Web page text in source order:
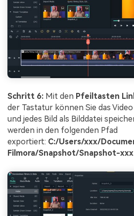
Schritt 6: Mit den Pfeiltasten
der Tastatur können Sie das
und jedes Bild als Bilddatei
werden in den folgenden Pfad
exportiert: C:/Users/xxx/
Filmora/Snapshot/Snapshot-